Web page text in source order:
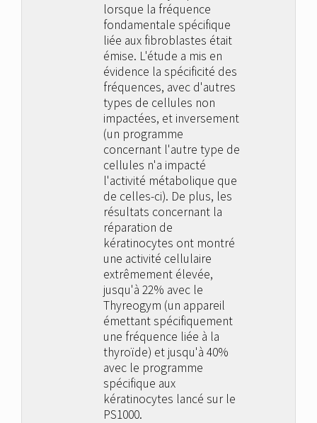
lorsque la fréquence
fondamentale spécifique
liée aux fibroblastes était
émise. L'étude a mis en
évidence la spécificité des
fréquences, avec d'autres
types de cellules non
impactées, et inversement
(un programme
concernant l'autre type de
cellules n'a impacté
l'activité métabolique que
de celles-ci). De plus, les
résultats concernant la
réparation de
kératinocytes ont montré
une activité cellulaire
extrêmement élevée,
jusqu'à 22% avec le
Thyreogym (un appareil
émettant spécifiquement
une fréquence liée à la
thyroïde) et jusqu'à 40%
avec le programme
spécifique aux
kératinocytes lancé sur le
PS1000.